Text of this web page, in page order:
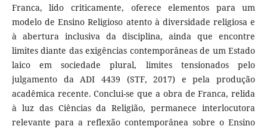
Franca, lido criticamente, oferece elementos para um
modelo de Ensino Religioso atento à diversidade religiosa e
à abertura inclusiva da disciplina, ainda que encontre
limites diante das exigências contemporâneas de um Estado
laico em sociedade plural, limites tensionados pelo
julgamento da ADI 4439 (STF, 2017) e pela produção
acadêmica recente. Conclui-se que a obra de Franca, relida
à luz das Ciências da Religião, permanece interlocutora
relevante para a reflexão contemporânea sobre o Ensino